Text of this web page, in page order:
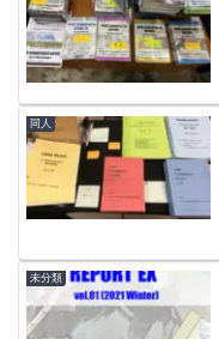
同人
未分類